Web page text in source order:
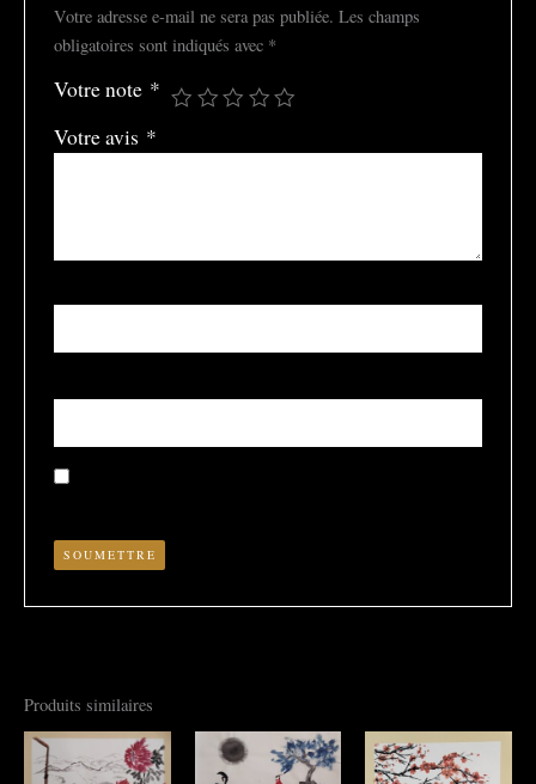
Votre adresse e-mail ne sera pas publiée. Les champs
obligatoires sont indiqués avec *
Votre note *
Votre avis *
Produits similaires